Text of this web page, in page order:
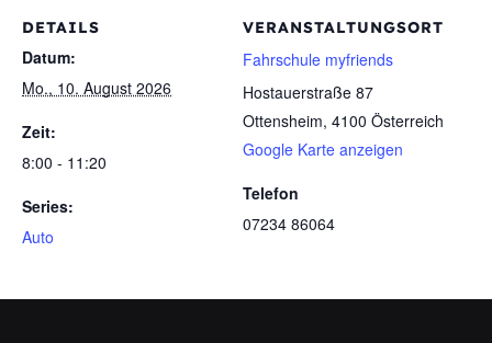
DETAILS
Datum:
Mo., 10. August 2026
Zeit:
8:00 - 11:20
Series:
Auto
VERANSTALTUNGSORT
Fahrschule myfriends
Hostauerstraße 87
Ottensheim, 4100 Österreich
Google Karte anzeigen
Telefon
07234 86064